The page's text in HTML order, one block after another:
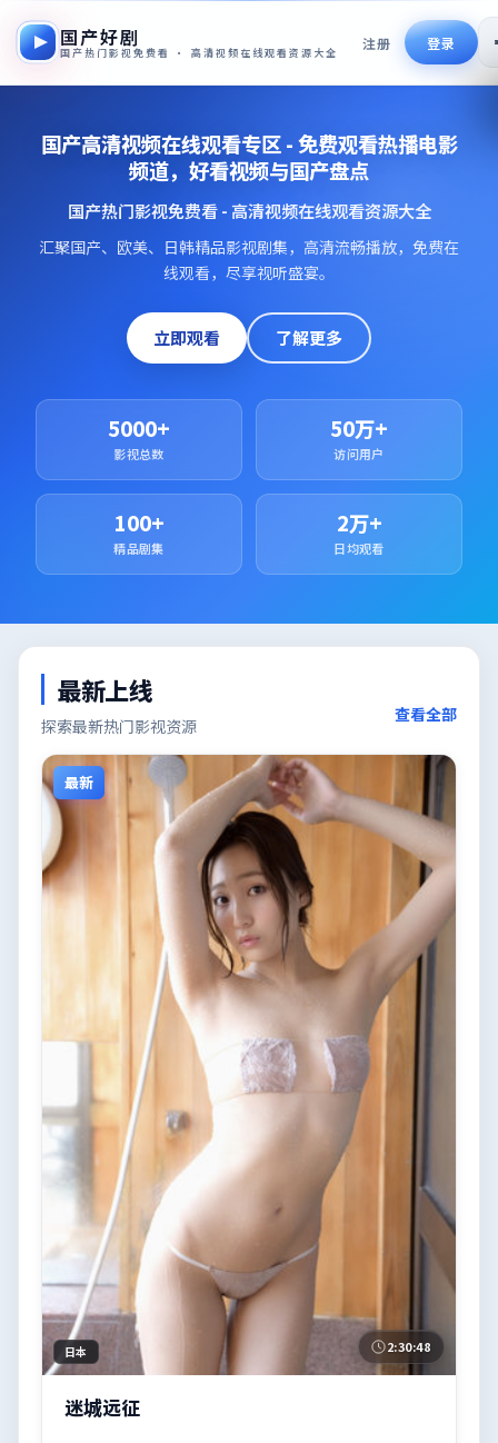
国产好剧
国产热门影视免费看 · 高清视频在线观看资源大全
注册 登录
国产高清视频在线观看专区 - 免费观看热播电影
频道，好看视频与国产盘点
国产热门影视免费看 - 高清视频在线观看资源大全
汇聚国产、欧美、日韩精品影视剧集，高清流畅播放，免费在
线观看，尽享视听盛宴。
立即观看 了解更多
5000+
影视总数
50万+
访问用户
100+
精品剧集
2万+
日均观看
最新上线
探索最新热门影视资源
查看全部
最新
日本 2:30:48
迷城远征